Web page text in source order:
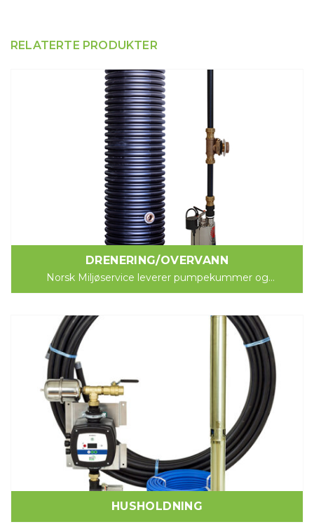
RELATERTE PRODUKTER
DRENERING/OVERVANN
Norsk Miljøservice leverer pumpekummer og
pumpestasjoner til overvann og gråvann. Disse brukes til
HUSHOLDNING